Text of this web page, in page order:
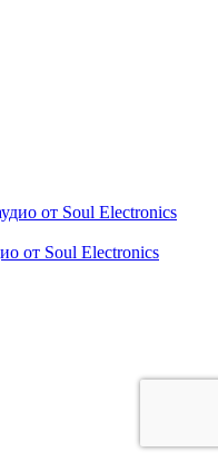
от Soul Electronics